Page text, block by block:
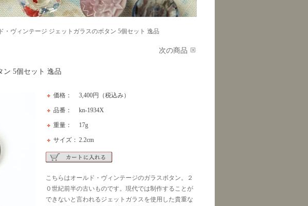
・ヴィンテージ ジェットガラスのボタン 5個セット 逸品
次の商品
ン 5個セット 逸品
価格： 3,400円（税込み）
品番： kn-1934X
重量： 17g
サイズ： 2.2cm
こちらはオールド・ヴィンテージのガラスボタン。２
０世紀前半の古いものです。現代では制作することが
できないと言われるジェットガラスを使用した貴重な